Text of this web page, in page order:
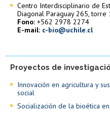
Centro Interdisciplinario de
Diagonal Paraguay 265, torre
Fono: +562 2978 2274
E-mail: c-bio@uchile.cl
Proyectos de
Innovación en agricultura y
social
Socialización de la bioética